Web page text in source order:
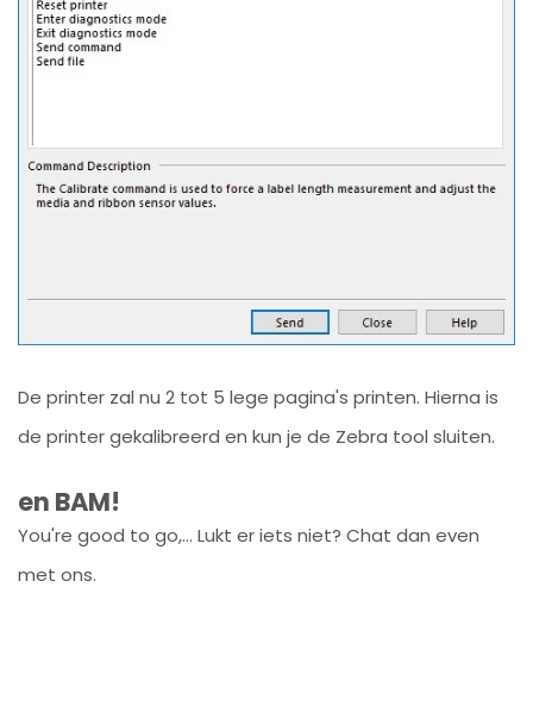
De printer zal nu 2 tot 5 lege pagina's printen. Hierna is
de printer gekalibreerd en kun je de Zebra tool sluiten.
en BAM!
You're good to go,... Lukt er iets niet? Chat dan even
met ons.